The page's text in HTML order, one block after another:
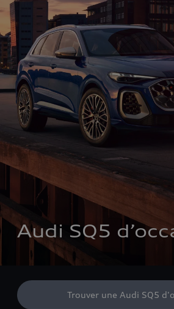
Audi SQ5
Trouver une Audi SQ5